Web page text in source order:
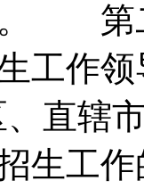
。 第
工作
直辖
生工